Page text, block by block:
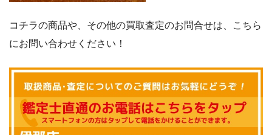
コチラの商品や、その他の買取査定のお問合せは、こちら
にお問い合わせください！